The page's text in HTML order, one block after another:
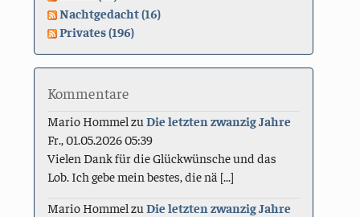
Nachtgedacht (16)
Privates (196)
Kommentare
Mario Hommel zuDie letzten zwanzig Jahre
Fr., 01.05.2026 05:39
Vielen Dank für die Glückwünsche und das
Lob. Ich gebe mein bestes, die nä [...]
Mario Hommel zuDie letzten zwanzig Jahre